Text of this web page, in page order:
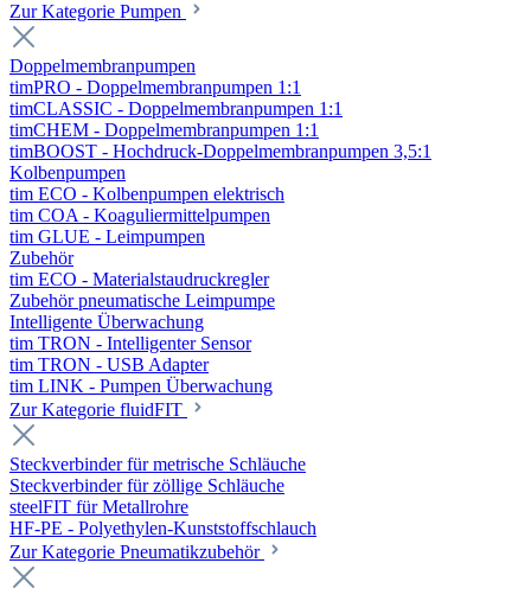
Zur Kategorie Pumpen
Doppelmembranpumpen
timPRO - Doppelmembranpumpen 1:1
timCLASSIC - Doppelmembranpumpen 1:1
timCHEM - Doppelmembranpumpen 1:1
timBOOST - Hochdruck-Doppelmembranpumpen 3,5:1
Kolbenpumpen
tim ECO - Kolbenpumpen elektrisch
tim COA - Koaguliermittelpumpen
tim GLUE - Leimpumpen
Zubehör
tim ECO - Materialstaudruckregler
Zubehör pneumatische Leimpumpe
Intelligente Überwachung
tim TRON - Intelligenter Sensor
tim TRON - USB Adapter
tim LINK - Pumpen Überwachung
Zur Kategorie fluidFIT
Steckverbinder für metrische Schläuche
Steckverbinder für zöllige Schläuche
steelFIT für Metallrohre
HF-PE - Polyethylen-Kunststoffschlauch
Zur Kategorie Pneumatikzubehör